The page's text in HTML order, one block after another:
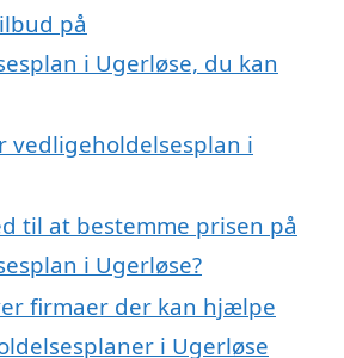
på
i Ugerløse, du kan
vedligeholdelsesplan i
til at bestemme prisen på
i Ugerløse?
firmaer der kan hjælpe
i Ugerløse